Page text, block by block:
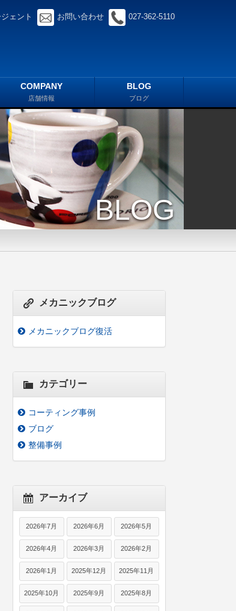
ェント お問い合わせ 027-362-5110
COMPANY
店舗情報
BLOG
ブログ
BLOG
メカニックブログ
メカニックブログ復活
カテゴリー
コーティング事例
ブログ
整備事例
アーカイブ
2026年7月 2026年6月 2026年5月
2026年4月 2026年3月 2026年2月
2026年1月 2025年12月 2025年11月
2025年10月 2025年9月 2025年8月